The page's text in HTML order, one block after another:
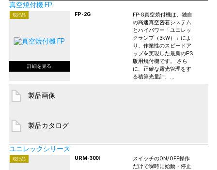
真空焼付機 FP
現行品 FP-2G
FP-G真空焼付機は、独自
の高速真空密着システム
とハイパワー「ユニレッ
クランプ（3kW）」によ
り、作業性のスピードア
ップを実現した最新のPS
版用焼付機です。 さら
に、正確な露光管理をす
る積算光量計、...
製品画像
製品カタログ
ユニレックシリーズ
現行品 URM-300I
スイッチのON/OFF操作
だけで瞬時に始動・停止